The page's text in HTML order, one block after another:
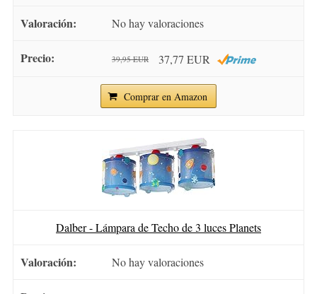
No hay valoraciones
39,95 EUR 37,77 EUR
Comprar en Amazon
Dalber - Lámpara de Techo de 3 luces Planets
No hay valoraciones